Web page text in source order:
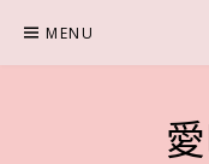
content
MENU